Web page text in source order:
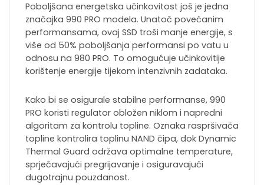
Poboljšana energetska učinkovitost još je jedna
značajka 990 PRO modela. Unatoč povećanim
performansama, ovaj SSD troši manje energije, s
više od 50% poboljšanja performansi po vatu u
odnosu na 980 PRO. To omogućuje učinkovitije
korištenje energije tijekom intenzivnih zadataka.
Kako bi se osigurale stabilne performanse, 990
PRO koristi regulator obložen niklom i napredni
algoritam za kontrolu topline. Oznaka raspršivača
topline kontrolira toplinu NAND čipa, dok Dynamic
Thermal Guard održava optimalne temperature,
sprječavajući pregrijavanje i osiguravajući
dugotrajnu pouzdanost.